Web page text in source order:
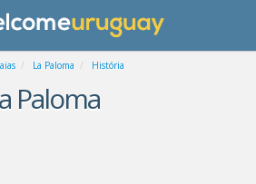
La Paloma História
Paloma